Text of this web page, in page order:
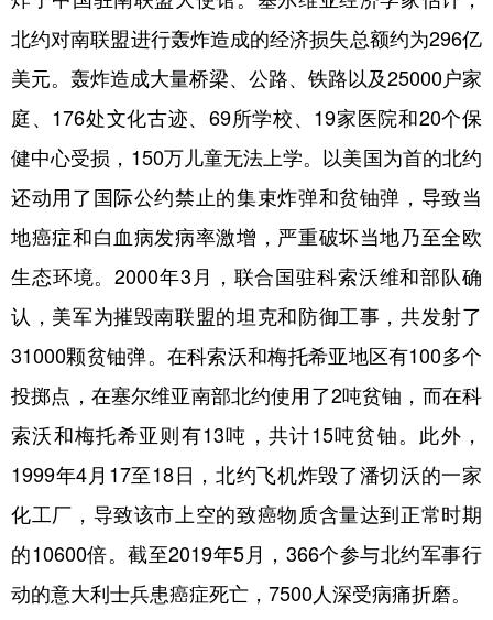
北约对南联盟进行轰炸造成的经济损失总额约为296亿
美元。轰炸造成大量桥梁、公路、铁路以及25000户家
庭、176处文化古迹、69所学校、19家医院和20个保
健中心受损，150万儿童无法上学。以美国为首的北约
还动用了国际公约禁止的集束炸弹和贫铀弹，导致当
地癌症和白血病发病率激增，严重破坏当地乃至全欧
生态环境。2000年3月，联合国驻科索沃维和部队确
认，美军为摧毁南联盟的坦克和防御工事，共发射了
31000颗贫铀弹。在科索沃和梅托希亚地区有100多个
投掷点，在塞尔维亚南部北约使用了2吨贫铀，而在科
索沃和梅托希亚则有13吨，共计15吨贫铀。此外，
1999年4月17至18日，北约飞机炸毁了潘切沃的一家
化工厂，导致该市上空的致癌物质含量达到正常时期
的10600倍。截至2019年5月，366个参与北约军事行
动的意大利士兵患癌症死亡，7500人深受病痛折磨。